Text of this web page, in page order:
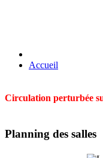
Accueil
Circulation perturbée
Planning des salles